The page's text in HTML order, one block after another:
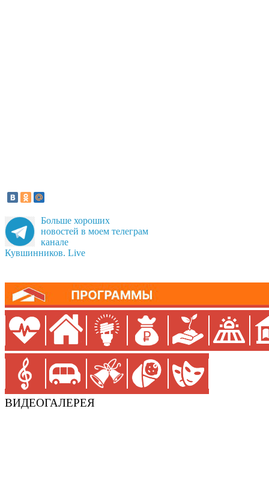
Больше хороших
новостей в моем телеграм
канале
Кувшинников. Live
ВИДЕОГАЛЕРЕЯ